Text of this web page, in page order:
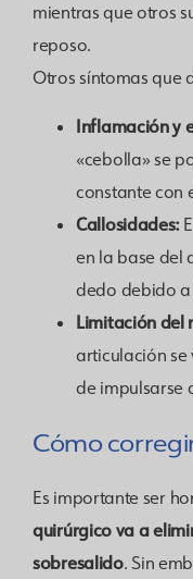
mientras que otros
reposo.
Otros síntomas que
Inflamación y
«cebolla» se
constante con
Callosidades:
en la base del
dedo debido
Limitación del
articulación se
de impulsarse
Cómo
Es importante ser
quirúrgico va a
sobresalido. Sin